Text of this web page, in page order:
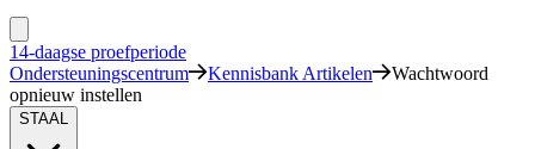
14-daagse proefperiode
Ondersteuningscentrum
Kennisbank Artikelen
Wachtwoord
opnieuw instellen
STAAL